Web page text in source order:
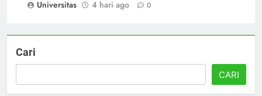
Cari
CARI